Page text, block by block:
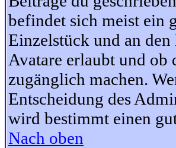
befindet sich meist ein
Einzelstück und an
Avatare erlaubt und ob
zugänglich machen.
Entscheidung des
wird bestimmt einen
Nach oben